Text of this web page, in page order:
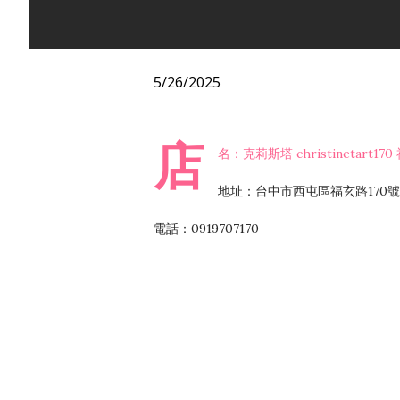
5/26/2025
店 名：克莉斯塔 christinetart170
地址：台中市西屯區福玄路170號
電話：0919707170